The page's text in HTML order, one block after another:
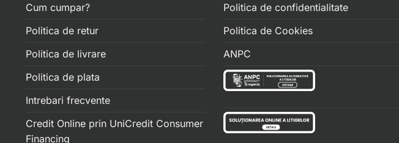
Cum cumpar?
Politica de retur
Politica de livrare
Politica de plata
Intrebari frecvente
Credit Online prin UniCredit Consumer
Financing
Politica de confidentialitate
Politica de Cookies
ANPC